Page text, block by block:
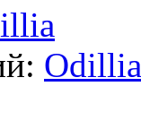
Odillia